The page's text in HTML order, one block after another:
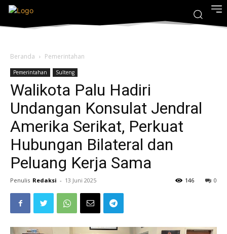
Beranda Pemerintahan
Pemerintahan Sulteng
Walikota Palu Hadiri
Undangan Konsulat Jendral
Amerika Serikat, Perkuat
Hubungan Bilateral dan
Peluang Kerja Sama
Penulis Redaksi - 13 Juni 2025 0
146